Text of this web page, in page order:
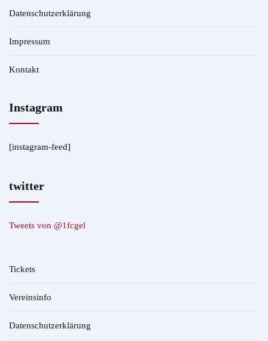
Datenschutzerklärung
Impressum
Kontakt
Instagram
[instagram-feed]
twitter
Tweets von @1fcgel
Tickets
Vereinsinfo
Datenschutzerklärung